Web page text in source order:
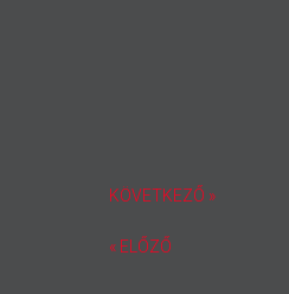
KÖVETKEZŐ »
« ELŐZŐ